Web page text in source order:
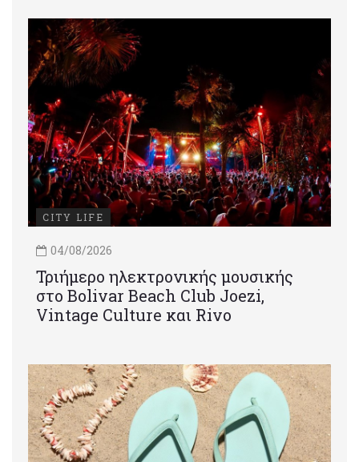
CITY LIFE
04/08/2026
Τριήμερο ηλεκτρονικής μουσικής
στο Bolivar Beach Club Joezi,
Vintage Culture και Rivo